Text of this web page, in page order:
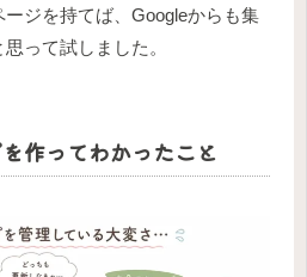
ジを持てば、Googleからも集
って試しました。
作ってわかったこと